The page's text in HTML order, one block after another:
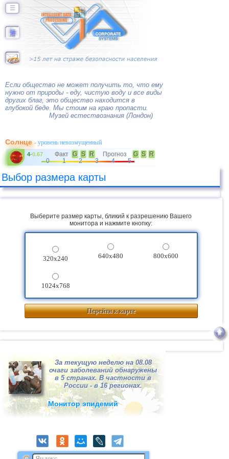
☰
Если общество не может получить то, что ему
нужно от природы - еду, чистую воду и все виды
других благ, это общество находится в
глубокой беде. Мы стоим на краю пропасти.
Музей естествознания (Лондон)
Солнце- уровень невозмущенный
4-0.67 Факт G S R Прогноз G S
R
0
1 2 3 4 5
Выбор размера карты
Выберите размер карты, бликий к разрешению Вашего
монитора и нажмите кнопку:
320x240 640x480 800x600
1024x768
Перейти к карте
За текущую неделю на 08.08
очаги заболеваний обнаружены
в 5 странах. В частности в
России - в 16 регионах.
Монитор эпидемий